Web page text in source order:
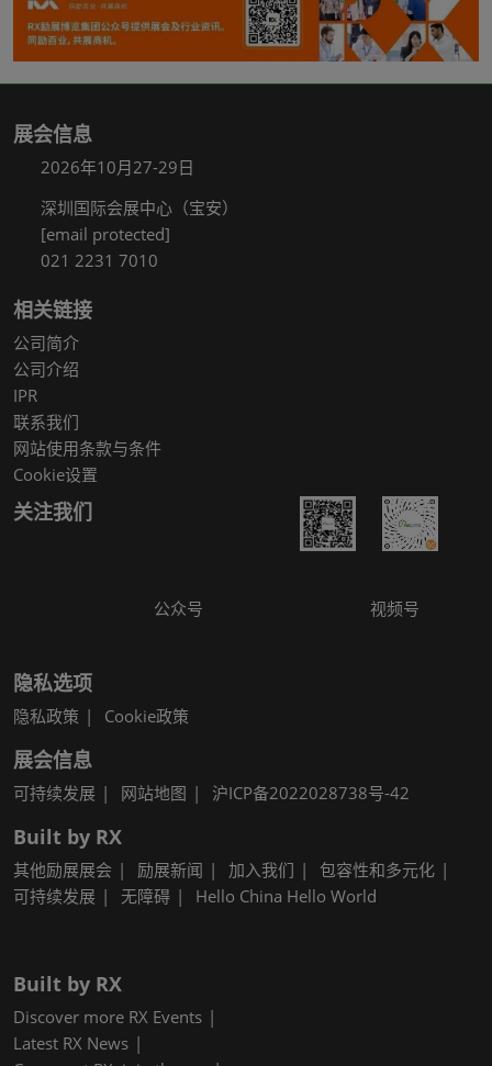
展会信息
2026年10月27-29日
深圳国际会展中心（宝安）
[email protected]
021 2231 7010
相关链接
公司简介
公司介绍
IPR
联系我们
网站使用条款与条件
Cookie设置
关注我们
公众号 视频号
隐私选项
隐私政策 Cookie政策
展会信息
可持续发展 网站地图 沪ICP备2022028738号-42
Built by RX
其他励展展会 励展新闻 加入我们
包容性和多元化
可持续发展
无障碍 Hello China Hello World
Built by RX
Discover more RX Events
Latest RX News